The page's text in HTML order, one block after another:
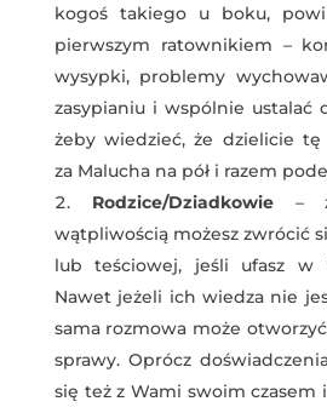
kogoś takiego u boku,
pierwszym ratownikiem –
wysypki, problemy
zasypianiu i wspólnie ustalać
żeby wiedzieć, że dzielicie tę
za Malucha na pół i razem
Rodzice/Dziadkowie –
wątpliwością możesz zwrócić
lub teściowej, jeśli ufasz w
Nawet jeżeli ich wiedza nie
sama rozmowa może
sprawy. Oprócz
się też z Wami swoim czasem